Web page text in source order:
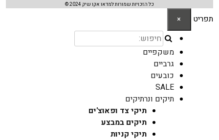
כל הזכויות שמורות למדאו אקו שיק 2024 ©
תפריט ×
משקפיים
גרביים
כובעים
SALE
תיקים ונרתיקים
תיקי צד ופאוצ'ים
תיקים במבצע
תיקי קניות